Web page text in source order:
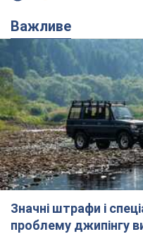
Важливе
Значні штрафи і
проблему джипінгу